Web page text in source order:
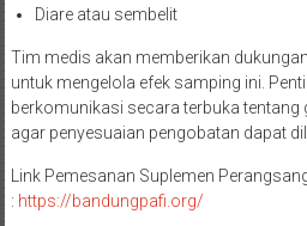
Diare atau sembelit
Tim medis akan memberikan
untuk mengelola efek samping ini.
berkomunikasi secara terbuka tentang
agar penyesuaian pengobatan dapat
Link Pemesanan Suplemen
: https://bandungpafi.org/